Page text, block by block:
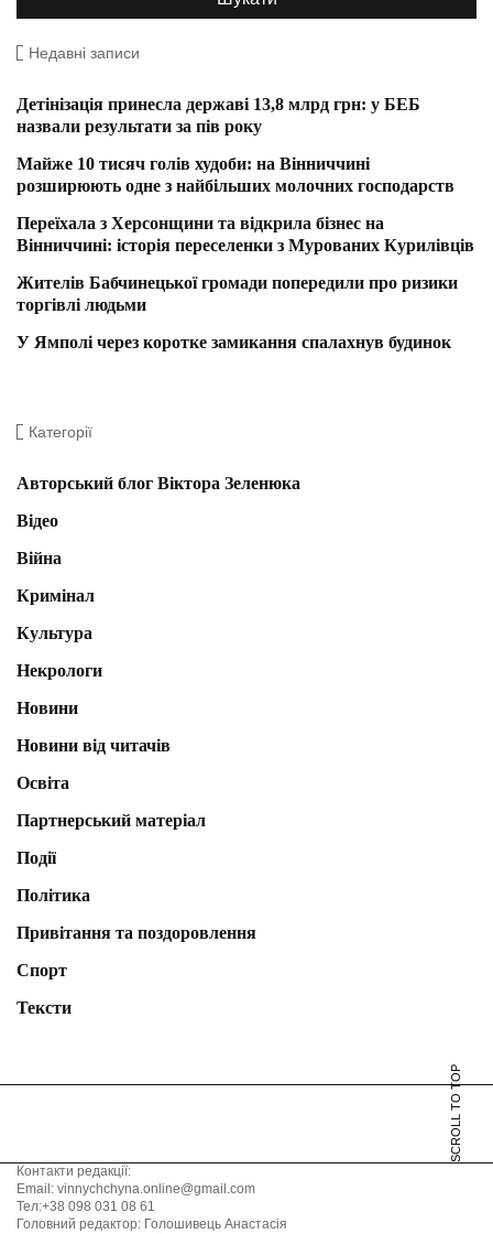
Недавні записи
Детінізація принесла державі 13,8 млрд грн: у БЕБ
назвали результати за пів року
Майже 10 тисяч голів худоби: на Вінниччині
розширюють одне з найбільших молочних господарств
Переїхала з Херсонщини та відкрила бізнес на
Вінниччині: історія переселенки з Мурованих Курилівців
Жителів Бабчинецької громади попередили про ризики
торгівлі людьми
У Ямполі через коротке замикання спалахнув будинок
Категорії
Авторський блог Віктора Зеленюка
Відео
Війна
Кримінал
Культура
Некрологи
Новини
Новини від читачів
Освіта
Партнерський матеріал
Події
Політика
Привітання та поздоровлення
Спорт
Тексти
SCROLL TO TOP
Контакти редакції:
Email: vinnychchyna.online@gmail.com
Тел:+38 098 031 08 61
Головний редактор: Голошивець Анастасія